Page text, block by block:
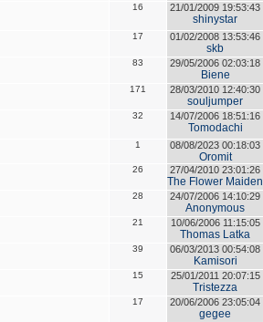
16 21/01/2009 19:53:43
shinystar
17 01/02/2008 13:53:46
skb
83 29/05/2006 02:03:18
Biene
171 28/03/2010 12:40:30
souljumper
32 14/07/2006 18:51:16
Tomodachi
1 08/08/2023 00:18:03
Oromit
26 27/04/2010 23:01:26
The Flower Maiden
28 24/07/2006 14:10:29
Anonymous
21 10/06/2006 11:15:05
Thomas Latka
39 06/03/2013 00:54:08
Kamisori
15 25/01/2011 20:07:15
Tristezza
17 20/06/2006 23:05:04
gegee